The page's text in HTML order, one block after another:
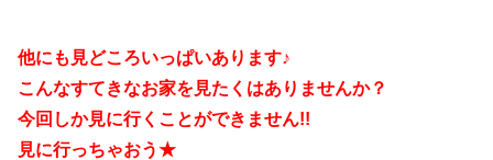
他にも見どころいっぱいあります♪
こんなすてきなお家を見たくはありませんか？
今回しか見に行くことができません!!
見に行っちゃおう★